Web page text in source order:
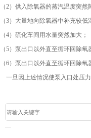
（2）供入除氧器的蒸汽温度突然
（3）大量地向除氧器中补充较低
（4）硫化车间用水量突然加大；
（5）泵出口以外直至循环回除
（6）泵出口以外直至循环回除氧
一旦因上述情况使泵入口处压